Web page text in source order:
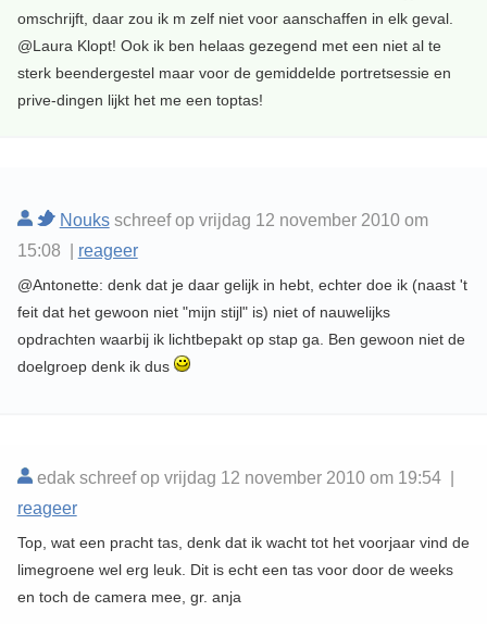
omschrijft, daar zou ik m zelf niet voor aanschaffen in elk geval.
@Laura Klopt! Ook ik ben helaas gezegend met een niet al te
sterk beendergestel maar voor de gemiddelde portretsessie en
prive-dingen lijkt het me een toptas!
Nouksschreef op vrijdag 12 november 2010 om
15:08 | reageer
@Antonette: denk dat je daar gelijk in hebt, echter doe ik (naast 't
feit dat het gewoon niet "mijn stijl" is) niet of nauwelijks
opdrachten waarbij ik lichtbepakt op stap ga. Ben gewoon niet de
doelgroep denk ik dus
edak schreef op vrijdag 12 november 2010 om 19:54 |
reageer
Top, wat een pracht tas, denk dat ik wacht tot het voorjaar vind de
limegroene wel erg leuk. Dit is echt een tas voor door de weeks
en toch de camera mee, gr. anja